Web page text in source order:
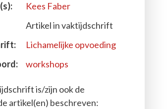
Kees Faber
Artikel in vaktijdschrift
Lichamelijke opvoeding
workshops
is/zijn ook de
artikel(en) beschreven: